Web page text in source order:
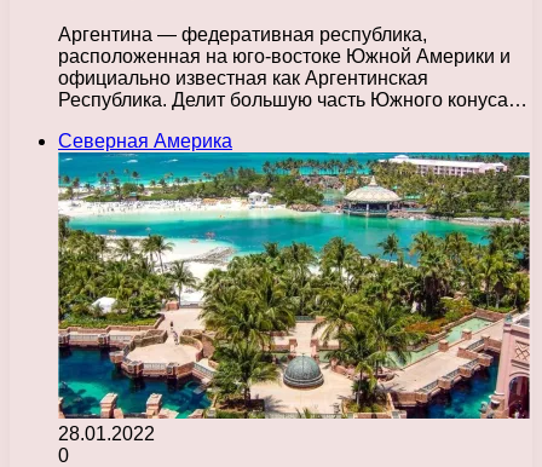
Аргентина — федеративная республика,
расположенная на юго-востоке Южной Америки и
официально известная как Аргентинская
Республика. Делит большую часть Южного конуса…
Северная Америка
28.01.2022
0